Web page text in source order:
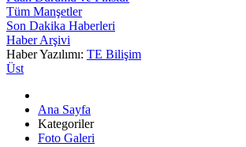
Tüm Manşetler
Son Dakika Haberleri
Haber Arşivi
Haber Yazılımı: TE Bilişim
Üst
Ana Sayfa
Kategoriler
Foto Galeri